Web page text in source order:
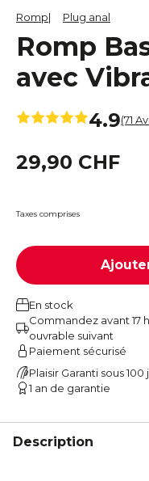
Romp Plug anal
Romp
avec
4.9(71
29,90 CHF
Taxes comprises
En stock
Commandez avant 17
ouvrable suivant
Paiement sécurisé
Plaisir Garanti sous 100
1 an de garantie
Description